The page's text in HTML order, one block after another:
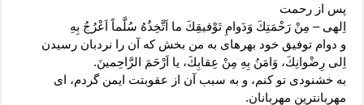
پس از رحمت
اِلهى – مِنْ رَحْمَتِكَ وَدَوامِ تَوْفيقِكَ ما اَتَّخِذُهُ سُلَّماً اَعْرُجُ بِهِ
و دوام توفیق خود بهره‏اى به من بخش که آن را نردبان رسیدن
اِلى‏ رِضْوانِكَ، وَامَنُ بِهِ مِنْ عِقابِكَ، يا اَرْحَمَ الرَّاحِمينَ.
به خشنودى تو کنم، و به سبب آن از عقوبتت ایمن گردم، اى
مهربان‏ترین مهربانان.